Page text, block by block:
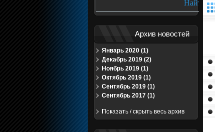
Архив новостей
Январь 2020 (1)
Декабрь 2019 (2)
Ноябрь 2019 (1)
Октябрь 2019 (1)
Сентябрь 2019 (1)
Сентябрь 2017 (1)
Показать / скрыть весь архив